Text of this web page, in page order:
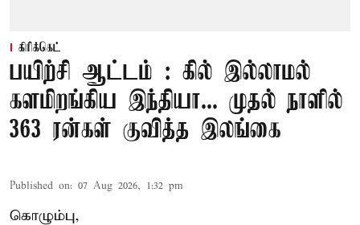
கிரிக்கெட்
பயிற்சி ஆட்டம் : கில் இல்லாமல்
களமிறங்கிய இந்தியா... முதல் நாளில்
363 ரன்கள் குவித்த இலங்கை
Published on: 07 Aug 2026, 1:32 pm
கொழும்பு,